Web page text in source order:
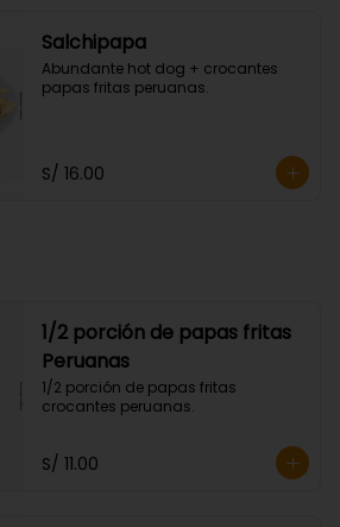
Salchipapa
Abundante hot dog + crocantes
papas fritas peruanas.
S/ 16.00
1/2 porción de papas fritas
Peruanas
1/2 porción de papas fritas
crocantes peruanas.
S/ 11.00